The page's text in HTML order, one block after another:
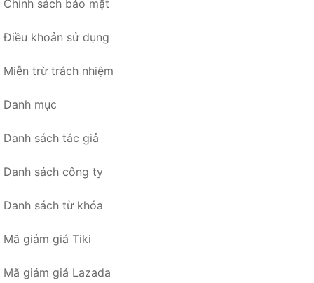
Chính sách bảo mật
Điều khoản sử dụng
Miễn trừ trách nhiệm
Danh mục
Danh sách tác giả
Danh sách công ty
Danh sách từ khóa
Mã giảm giá Tiki
Mã giảm giá Lazada